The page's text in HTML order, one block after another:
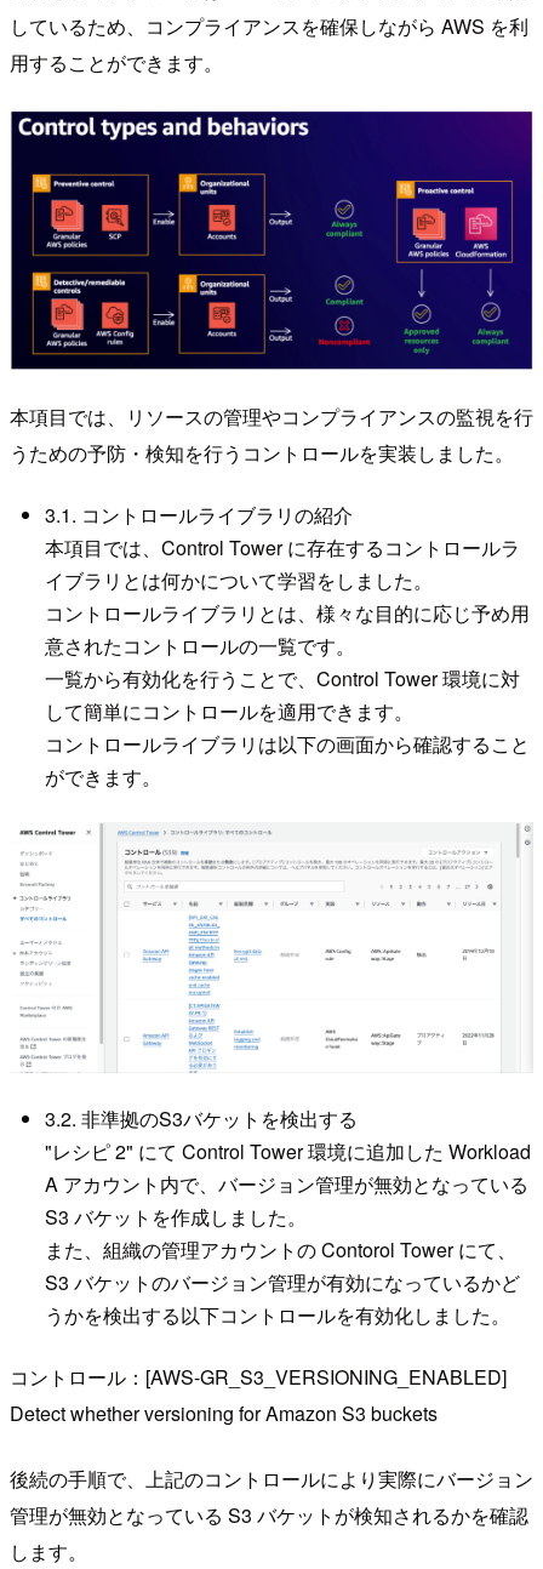
しているため、コンプライアンスを確保しながら AWS を利
用することができます。
本項目では、リソースの管理やコンプライアンスの監視を行
うための予防・検知を行うコントロールを実装しました。
3.1. コントロールライブラリの紹介
本項目では、Control Tower に存在するコントロールラ
イブラリとは何かについて学習をしました。
コントロールライブラリとは、様々な目的に応じ予め用
意されたコントロールの一覧です。
一覧から有効化を行うことで、Control Tower 環境に対
して簡単にコントロールを適用できます。
コントロールライブラリは以下の画面から確認すること
ができます。
3.2. 非準拠のS3バケットを検出する
"レシピ 2" にて Control Tower 環境に追加した Workload
A アカウント内で、バージョン管理が無効となっている
S3 バケットを作成しました。
また、組織の管理アカウントの Contorol Tower にて、
S3 バケットのバージョン管理が有効になっているかど
うかを検出する以下コントロールを有効化しました。
コントロール：[AWS-GR_S3_VERSIONING_ENABLED]
Detect whether versioning for Amazon S3 buckets
後続の手順で、上記のコントロールにより実際にバージョン
管理が無効となっている S3 バケットが検知されるかを確認
します。